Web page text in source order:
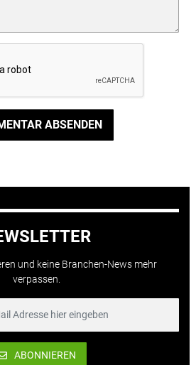
ABSENDEN
und keine Branchen-News mehr
verpassen.
ABONNIEREN